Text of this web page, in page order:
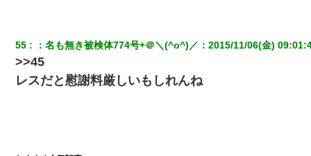
55 ：名も無き被検体774号+＠＼(^o^)／ ：2015/11/06(金)
>>45
レスだと慰謝料厳しいもしれんね